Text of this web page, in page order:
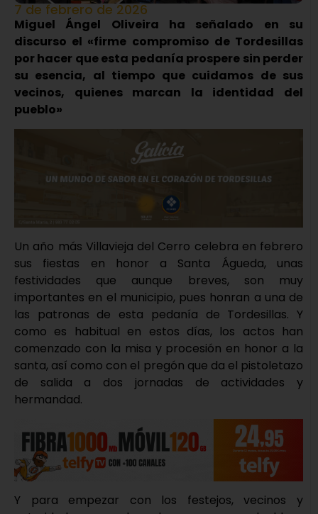
7 de febrero de 2026
Miguel Ángel Oliveira ha señalado en su
discurso el «firme compromiso de Tordesillas
por hacer que esta pedanía prospere sin perder
su esencia, al tiempo que cuidamos de sus
vecinos, quienes marcan la identidad del
pueblo»
Un año más Villavieja del Cerro celebra en febrero
sus fiestas en honor a Santa Águeda, unas
festividades que aunque breves, son muy
importantes en el municipio, pues honran a una de
las patronas de esta pedanía de Tordesillas. Y
como es habitual en estos días, los actos han
comenzado con la misa y procesión en honor a la
santa, así como con el pregón que da el pistoletazo
de salida a dos jornadas de actividades y
hermandad.
Y para empezar con los festejos, vecinos y